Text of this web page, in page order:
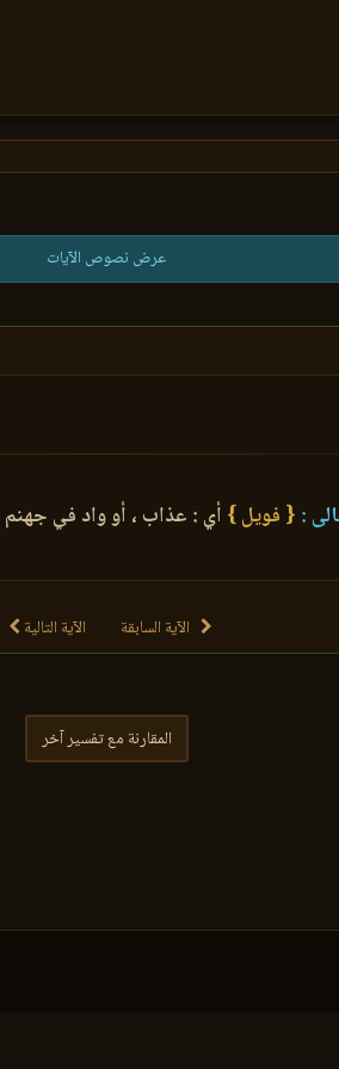
عرض نصوص الآيات
: { فويل } أي : عذاب ، أو واد في جهنم
الآية السابقة الآية التالية
المقارنة مع تفسير آخر